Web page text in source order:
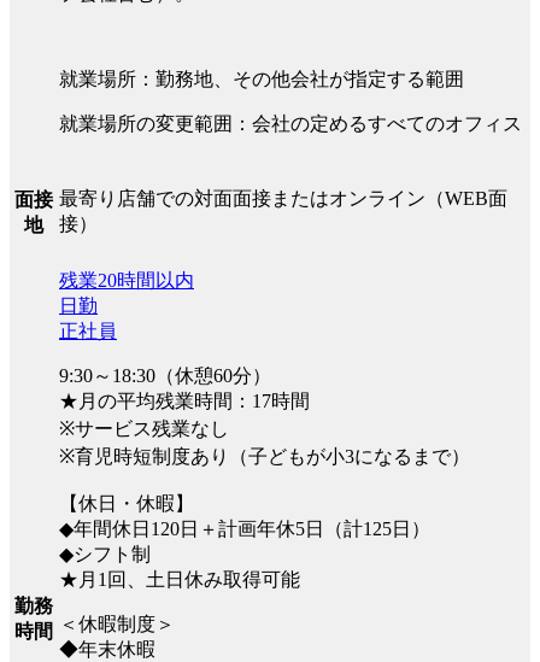
就業場所：勤務地、その他会社が指定する範囲
就業場所の変更範囲：会社の定めるすべてのオフィス
面接
地
最寄り店舗での対面面接またはオンライン（WEB面
接）
勤務
時間
残業20時間以内
日勤
正社員
9:30～18:30（休憩60分）
★月の平均残業時間：17時間
※サービス残業なし
※育児時短制度あり（子どもが小3になるまで）
【休日・休暇】
◆年間休日120日＋計画年休5日（計125日）
◆シフト制
★月1回、土日休み取得可能
＜休暇制度＞
◆年末休暇